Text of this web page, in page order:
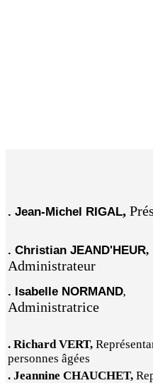
. Jean-Michel RIGAL,
. Christian JEAND'HEUR,
Administrateur
. Isabelle NORMAND,
Administratrice
. Richard VERT,
personnes âgées
. Jeannine CHAUCHET,